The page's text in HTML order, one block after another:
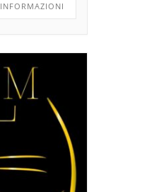
INFORMAZIONI